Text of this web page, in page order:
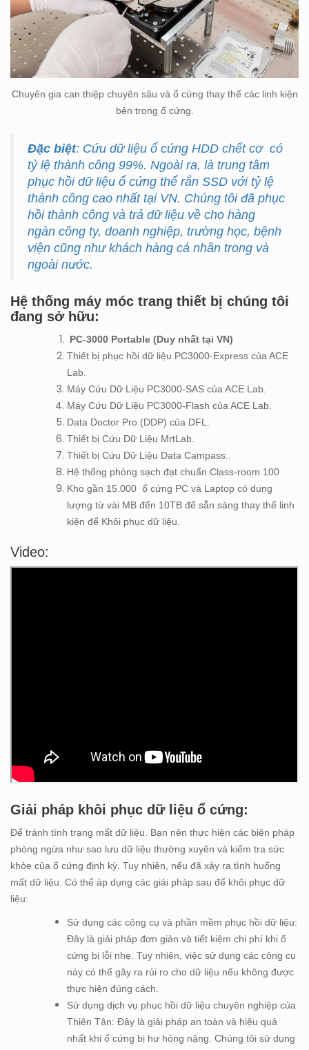
Chuyên gia can thiệp chuyên sâu và ổ cứng thay thế các linh kiện
bên trong ổ cứng.
Đặc biệt: Cứu dữ liệu ổ cứng HDD chết cơ có
tỷ lệ thành công 99%. Ngoài ra, là trung tâm
phục hồi dữ liệu ổ cứng thể rắn SSD với tỷ lệ
thành công cao nhất tại VN. Chúng tôi đã phục
hồi thành công và trả dữ liệu về cho hàng
ngàn công ty, doanh nghiệp, trường học, bệnh
viện cũng như khách hàng cá nhân trong và
ngoài nước.
Hệ thống máy móc trang thiết bị chúng tôi
đang sở hữu:
PC-3000 Portable (Duy nhất tại VN)
Thiết bị phục hồi dữ liệu PC3000-Express của ACE
Lab.
Máy Cứu Dữ Liệu PC3000-SAS của ACE Lab.
Máy Cứu Dữ Liệu PC3000-Flash của ACE Lab.
Data Doctor Pro (DDP) của DFL.
Thiết bị Cứu Dữ Liệu MrtLab.
Thiết bị Cứu Dữ Liệu Data Campass..
Hệ thống phòng sạch đạt chuẩn Class-room 100
Kho gần 15.000 ổ cứng PC và Laptop có dung
lượng từ vài MB đến 10TB để sẵn sàng thay thế linh
kiện để Khôi phục dữ liệu.
Video:
Giải pháp khôi phục dữ liệu ổ cứng:
Để tránh tình trạng mất dữ liệu. Bạn nên thực hiện các biện pháp
phòng ngừa như sao lưu dữ liệu thường xuyên và kiểm tra sức
khỏe của ổ cứng định kỳ. Tuy nhiên, nếu đã xảy ra tình huống
mất dữ liệu. Có thể áp dụng các giải pháp sau để khôi phục dữ
liệu:
Sử dụng các công cụ và phần mềm phục hồi dữ liệu:
Đây là giải pháp đơn giản và tiết kiệm chi phí khi ổ
cứng bị lỗi nhẹ. Tuy nhiên, việc sử dụng các công cụ
này có thể gây ra rủi ro cho dữ liệu nếu không được
thực hiện đúng cách.
Sử dụng dịch vụ phục hồi dữ liệu chuyên nghiệp của
Thiên Tân: Đây là giải pháp an toàn và hiệu quả
nhất khi ổ cứng bị hư hỏng nặng. Chúng tôi sử dụng